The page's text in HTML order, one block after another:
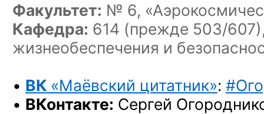
Факультет: № 6,
Кафедра: 614 (прежде 503/
жизнеобеспечения и
• ВК «Маёвский цитатник»:
• ВКонтакте: Сергей